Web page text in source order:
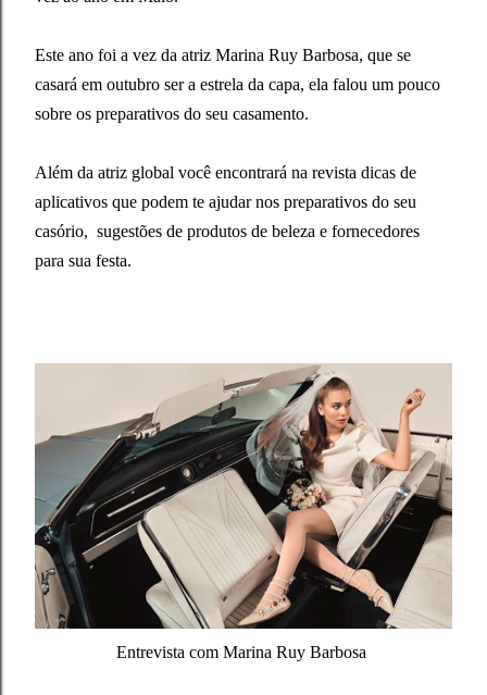
Este ano foi a vez da atriz Marina Ruy Barbosa, que se
casará em outubro ser a estrela da capa, ela falou um pouco
sobre os preparativos do seu casamento.
Além da atriz global você encontrará na revista dicas de
aplicativos que podem te ajudar nos preparativos do seu
casório, sugestões de produtos de beleza e fornecedores
para sua festa.
Entrevista com Marina Ruy Barbosa